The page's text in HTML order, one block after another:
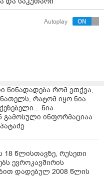
საგიჟეთში, რაც
„ქართული
რითაც
რწმუნებულის
„თავს
მოედინება თუნდაც
აპ­რო­ტეს­ტებს
სა­ზო­გა­დო­ე­
Autoplay
წინადადება რომ ვთქვა,
რატომ იყო ნია
ნია
გამოსული ინფორმაციაა
18 წლისთავზე, რუსეთი
ევროკავშირის
დადებულ 2008 წლის